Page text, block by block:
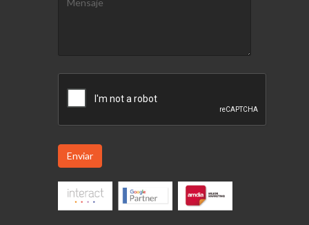
Enviar